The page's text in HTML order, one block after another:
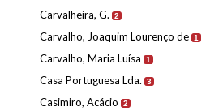
Carvalheira, G. 2
Carvalho, Joaquim Lourenço de 1
Carvalho, Maria Luísa 1
Casa Portuguesa Lda. 3
Casimiro, Acácio 2